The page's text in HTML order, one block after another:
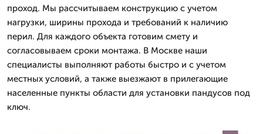
проход. Мы рассчитываем конструкцию с учетом
нагрузки, ширины прохода и требований к наличию
перил. Для каждого объекта готовим смету и
согласовываем сроки монтажа. В Москве наши
специалисты выполняют работы быстро и с учетом
местных условий, а также выезжают в прилегающие
населенные пункты области для установки пандусов под
ключ.